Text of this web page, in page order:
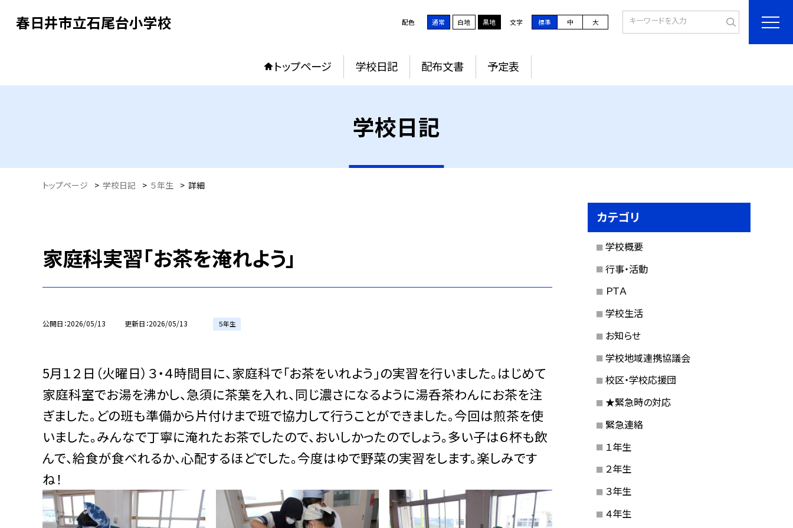
春日井市立石尾台小学校 配色 通常 白地 黒地 文字 標準 中 大
トップページ 学校日記 配布文書 予定表
学校日記
トップページ > 学校日記 > ５年生 > 詳細
家庭科実習「お茶を淹れよう」
公開日 2026/05/13 更新日 2026/05/13 ５年生
5月１２日（火曜日）３・４時間目に、家庭科で「お茶をいれよう」の実習を行いました。はじめて
家庭科室でお湯を沸かし、急須に茶葉を入れ、同じ濃さになるように湯呑茶わんにお茶を注
ぎました。どの班も準備から片付けまで班で協力して行うことができました。今回は煎茶を使
いました。みんなで丁寧に淹れたお茶でしたので、おいしかったのでしょう。多い子は６杯も飲
んで、給食が食べれるか、心配するほどでした。今度はゆで野菜の実習をします。楽しみです
ね！
カテゴリ
学校概要
行事・活動
ＰＴＡ
学校生活
お知らせ
学校地域連携協議会
校区・学校応援団
★緊急時の対応
緊急連絡
１年生
２年生
３年生
４年生